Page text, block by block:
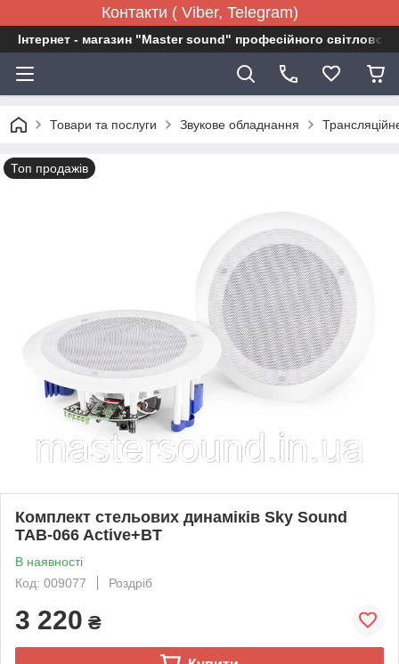
Контакти ( Viber, Telegram)
Інтернет - магазин "Master sound" професійного
Товари та послуги Звукове обладнання
Топ продажів
Комплект стельових динаміків Sky Sound
TAB-066 Active+BT
В наявності
Код: 009077
Роздріб
3 220 ₴